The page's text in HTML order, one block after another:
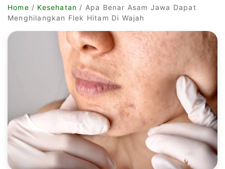
Home / Kesehatan / Apa Benar Asam Jawa Dapat
Menghilangkan Flek Hitam Di Wajah